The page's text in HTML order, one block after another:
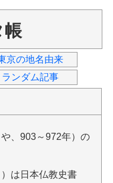
帳
京の地名由来
ランダム記事
、903～972年）の
は日本仏教史書